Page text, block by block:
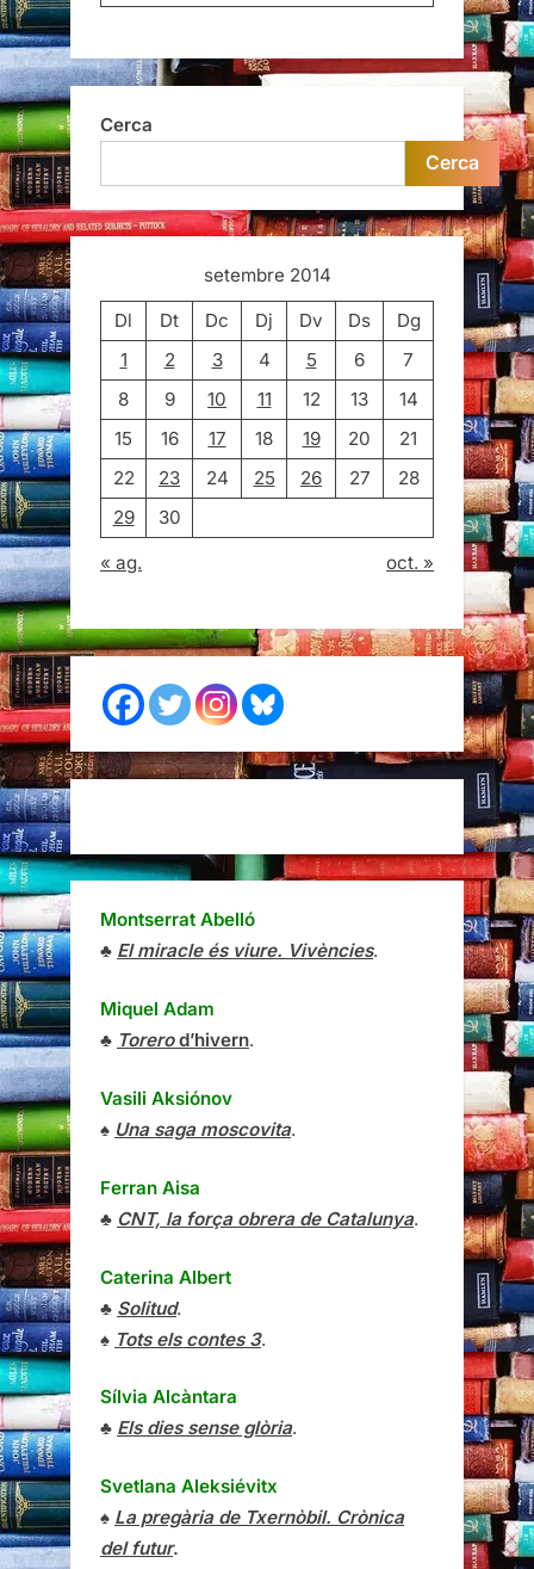
Cerca
Cerca
setembre 2014
Dl
Dt Dc Dj Dv Ds
Dg
1
2 3 4 5 6
7
8
9 10 11 12 13
14
15
16 17 18 19 20
21
22
23 24 25 26 27
28
29
30
« ag.
oct. »
Montserrat Abelló
♣ El miracle és viure. Vivències.
Miquel Adam
♣ Torerod’hivern.
Vasili Aksiónov
♠ Una saga moscovita.
Ferran Aisa
♣ CNT, la força obrera de Catalunya.
Caterina Albert
♣ Solitud.
♠ Tots els contes 3.
Sílvia Alcàntara
♣ Els dies sense glòria.
Svetlana Aleksiévitx
♠ La pregària de Txernòbil. Crònica
del futur.